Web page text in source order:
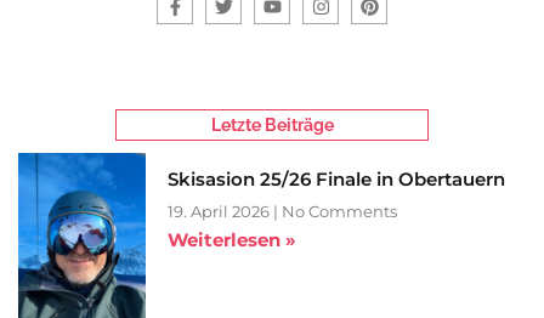
Letzte Beiträge
Skisasion 25/26 Finale in Obertauern
19. April 2026 No Comments
Weiterlesen »